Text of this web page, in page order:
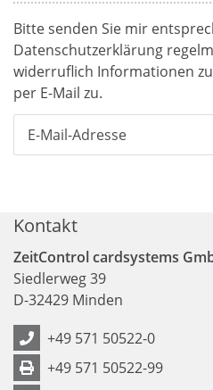
Bitte senden Sie mir
Datenschutzerklärung
widerruflich Informationen
per E-Mail zu.
Kontakt
ZeitControl cardsystems
Siedlerweg 39
D-32429 Minden
+49 571 50522-0
+49 571 50522-99